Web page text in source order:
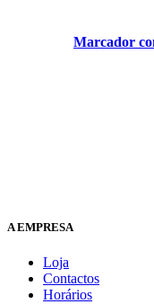
Marcador
A EMPRESA
Loja
Contactos
Horários